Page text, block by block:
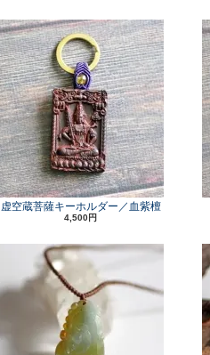
虚空蔵菩薩キーホルダー／血紫檀
4,500円